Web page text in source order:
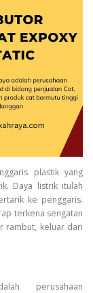
plastik yang
Daya listrik itulah
ke penggaris.
terkena sengatan
rambut, keluar dari
perusahaan